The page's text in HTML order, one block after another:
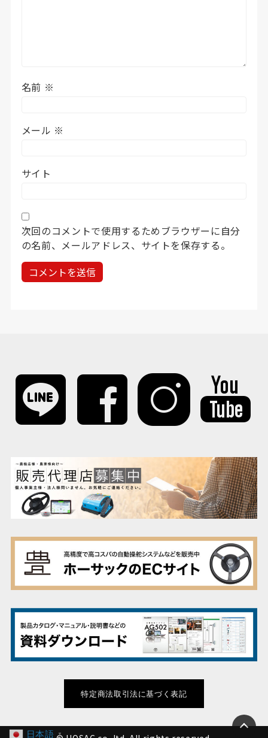
名前 ※
メール ※
サイト
次回のコメントで使用するためブラウザーに自分
の名前、メールアドレス、サイトを保存する。
特定商法取引法に基づく表記
日本語 ▼